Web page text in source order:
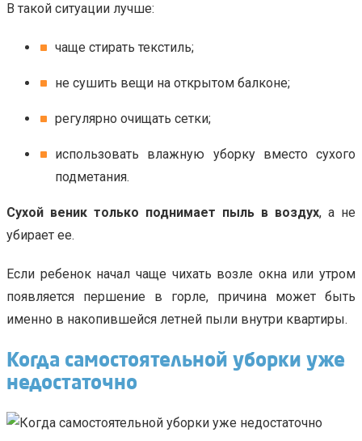
В такой ситуации лучше:
чаще стирать текстиль;
не сушить вещи на открытом балконе;
регулярно очищать сетки;
использовать влажную уборку вместо сухого
подметания.
Сухой веник только поднимает пыль в воздух, а не
убирает ее.
Если ребенок начал чаще чихать возле окна или утром
появляется першение в горле, причина может быть
именно в накопившейся летней пыли внутри квартиры.
Когда самостоятельной уборки уже
недостаточно